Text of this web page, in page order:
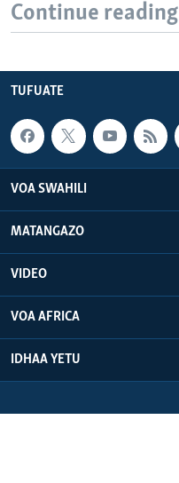
Continue reading
TUFUATE
VOA SWAHILI
MATANGAZO
VIDEO
VOA AFRICA
IDHAA YETU